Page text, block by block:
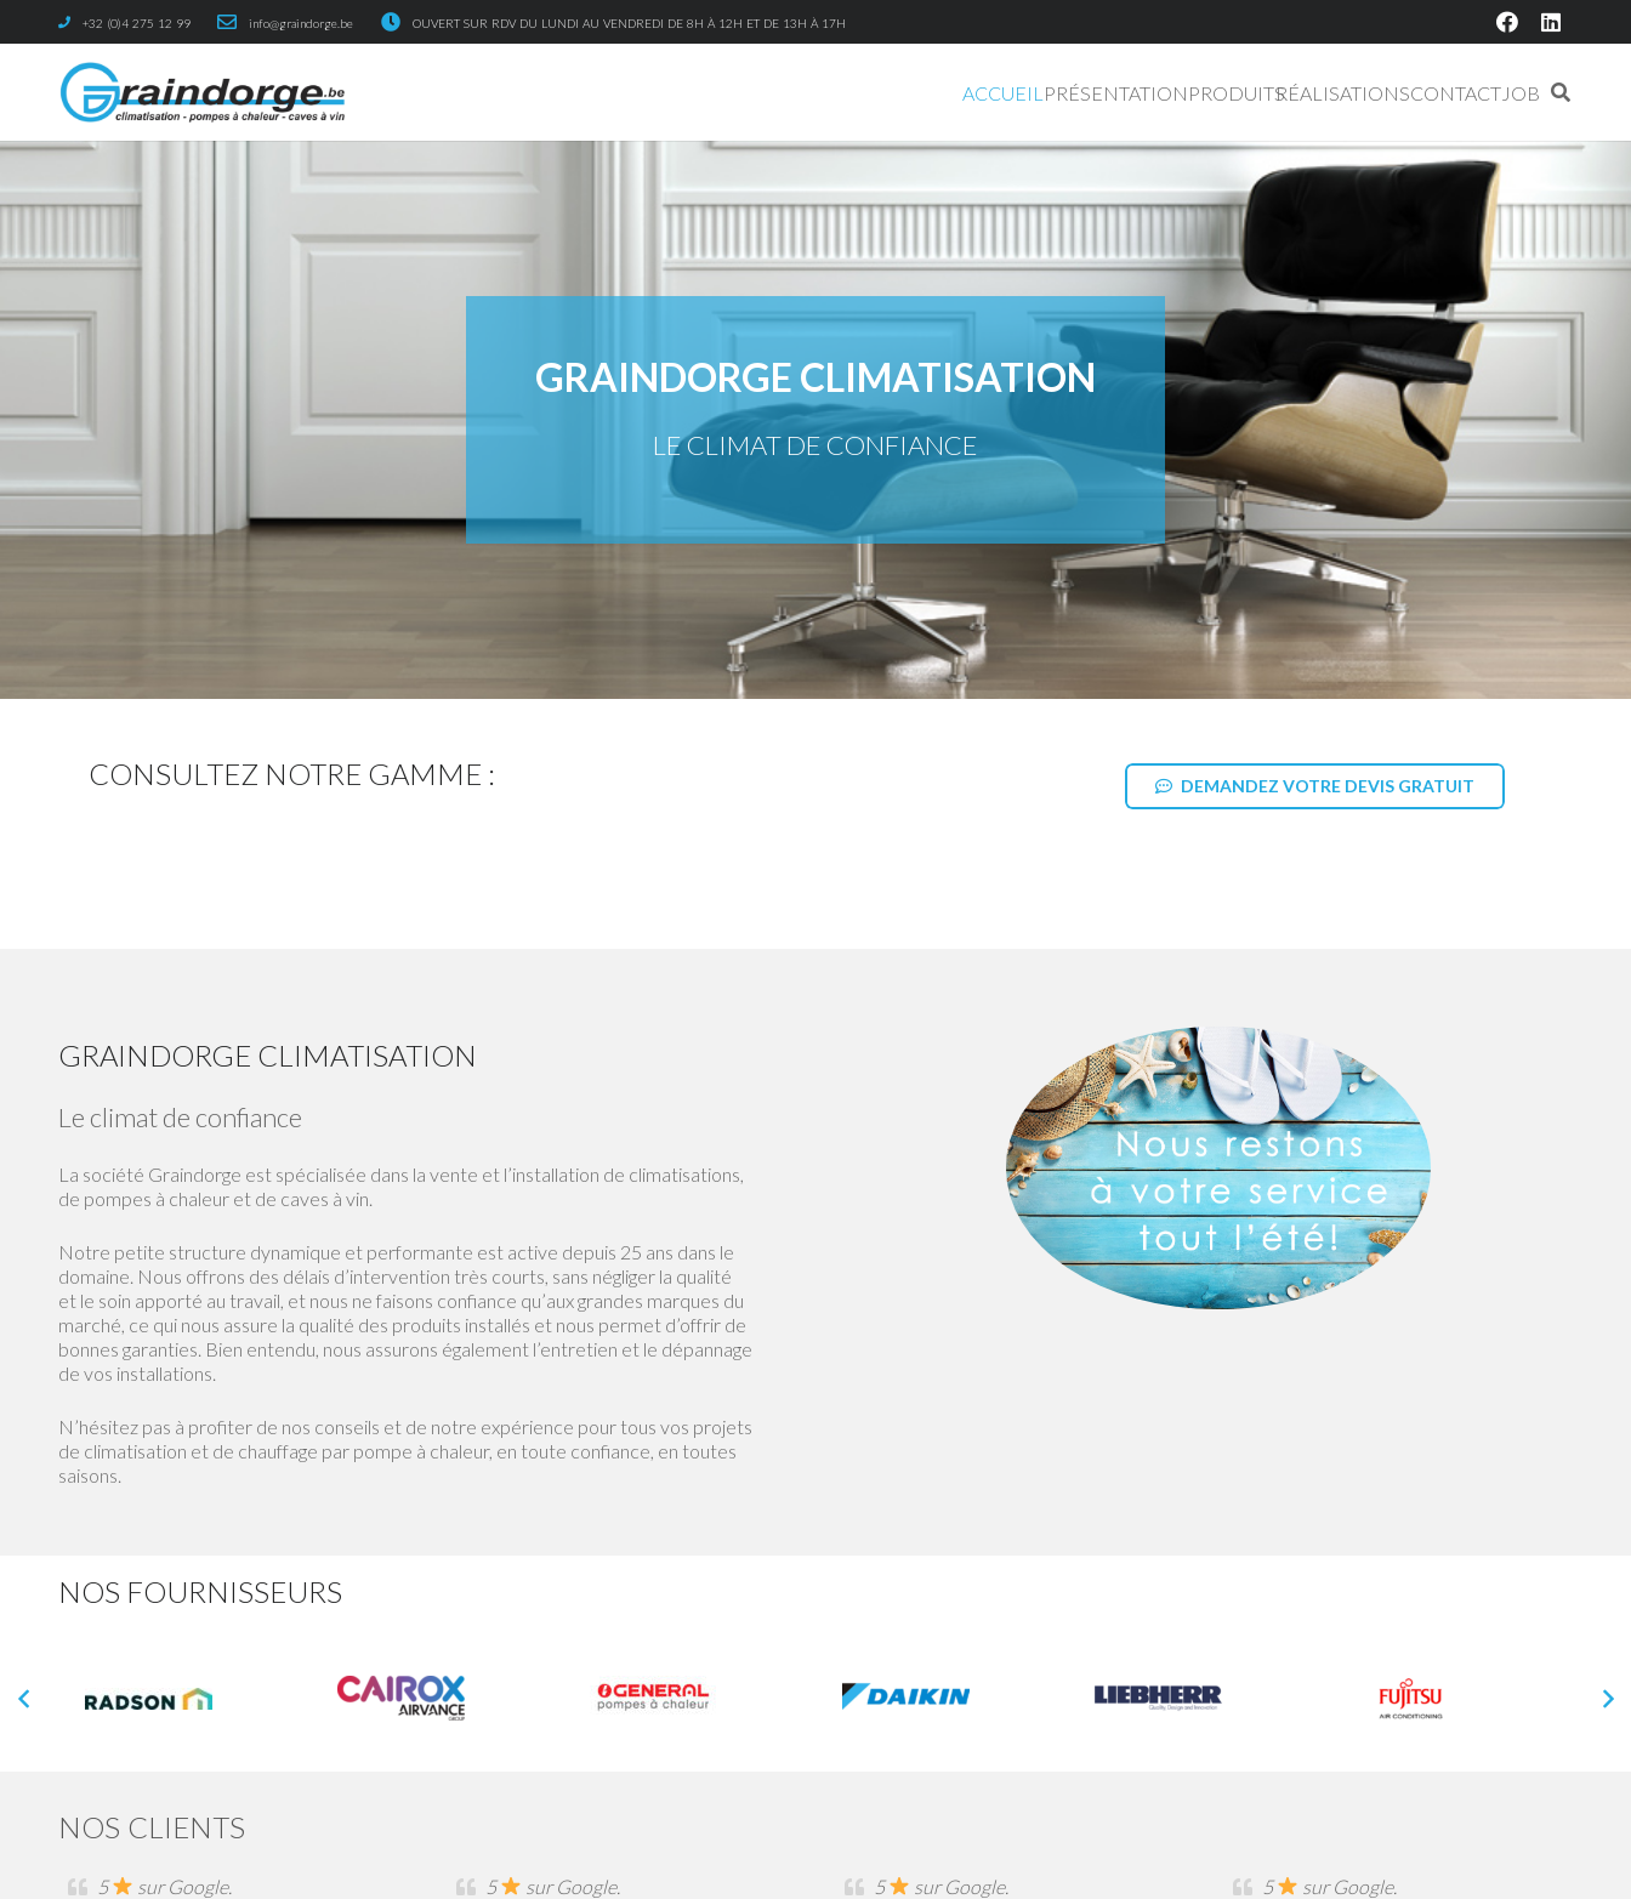
+32 (0)4 275 12 99 info@graindorge.be OUVERT SUR RDV DU LUNDI AU VENDREDI DE 8H À 12H ET DE 13H À 17H
ACCUEIL PRÉSENTATION PRODUITSRÉALISATIONSCONTACTJOB
GRAINDORGE CLIMATISATION
LE CLIMAT DE CONFIANCE
CONSULTEZ NOTRE GAMME : DEMANDEZ VOTRE DEVIS GRATUIT
GRAINDORGE CLIMATISATION
Le climat de confiance
La société Graindorge est spécialisée dans la vente et l’installation de climatisations,
de pompes à chaleur et de caves à vin.
Notre petite structure dynamique et performante est active depuis 25 ans dans le
domaine. Nous offrons des délais d’intervention très courts, sans négliger la qualité
et le soin apporté au travail, et nous ne faisons confiance qu’aux grandes marques du
marché, ce qui nous assure la qualité des produits installés et nous permet d’offrir de
bonnes garanties. Bien entendu, nous assurons également l’entretien et le dépannage
de vos installations.
N’hésitez pas à profiter de nos conseils et de notre expérience pour tous vos projets
de climatisation et de chauffage par pompe à chaleur, en toute confiance, en toutes
saisons.
NOS FOURNISSEURS
NOS CLIENTS
5 sur Google. 5 sur Google. 5 sur Google. 5 sur Google.